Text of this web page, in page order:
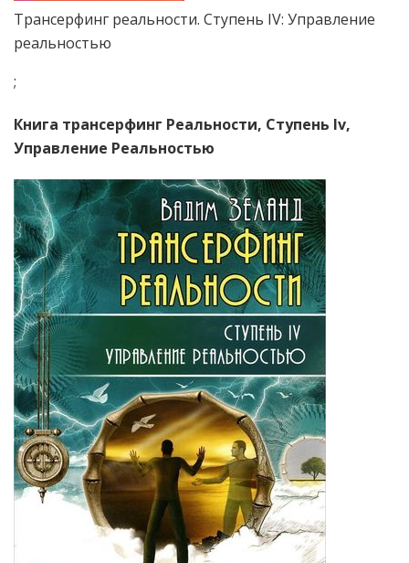
Трансерфинг реальности. Ступень IV: Управление
реальностью
;
Книга трансерфинг Реальности, Ступень Iv,
Управление Реальностью